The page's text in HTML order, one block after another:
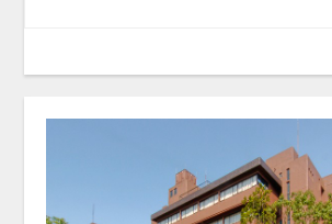
熊本・
また、
■朝食の
阿蘇の
される、
シェフが
のフレン
□時間：